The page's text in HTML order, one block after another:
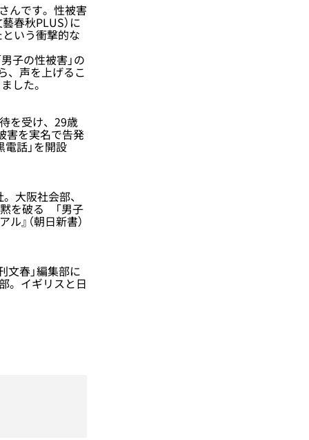
んです。性被害
春秋PLUS）に
いう衝撃的な
子の性被害」の
、声を上げるこ
した。
を受け、29歳
害を実名で告発
話」を開設
大阪社会部、
を破る 「男子
』（朝日新書）
春」編集部に
。イギリスと日